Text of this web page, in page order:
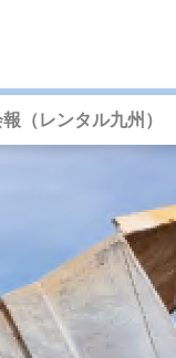
（レンタル九州）